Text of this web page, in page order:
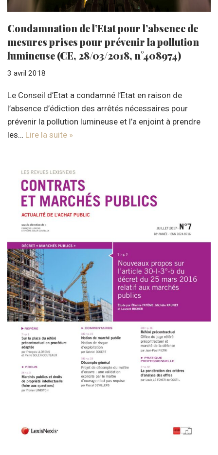
Condamnation de l’Etat pour l’absence de
mesures prises pour prévenir la pollution
lumineuse (CE, 28/03/2018, n°408974)
3 avril 2018
Le Conseil d’Etat a condamné l’Etat en raison de
l’absence d’édiction des arrêtés nécessaires pour
prévenir la pollution lumineuse et l’a enjoint à prendre
les… Lire la suite »